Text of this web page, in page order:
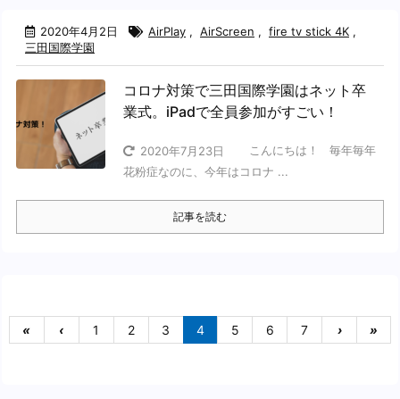
2020年4月2日 AirPlay , AirScreen , fire tv stick 4K ,
三田国際学園
コロナ対策で三田国際学園はネット卒
業式。iPadで全員参加がすごい！
2020年7月23日
こんにちは！ 毎年毎年
花粉症なのに、今年はコロナ ...
記事を読む
« ‹ 1 2 3 4 5 6 7 › »